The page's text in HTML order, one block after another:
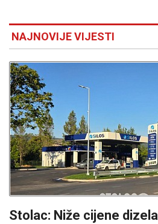
NAJNOVIJE VIJESTI
Stolac: Niže cijene dizela